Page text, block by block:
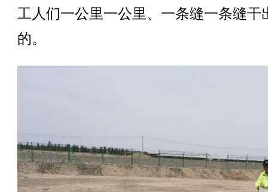
工人们一公里一公里、一条缝一条缝干
的。